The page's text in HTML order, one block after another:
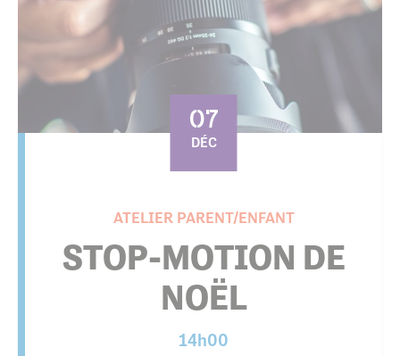
07
DÉC
ATELIER PARENT/ENFANT
STOP-MOTION DE
NOËL
14h00